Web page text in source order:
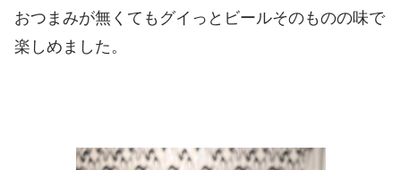
おつまみが無くてもグイっとビールそのものの味で
楽しめました。